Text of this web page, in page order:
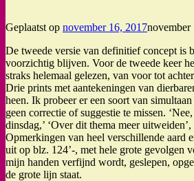
Geplaatst op november 16, 2017november
De tweede versie van definitief concept is
voorzichtig blijven. Voor de tweede keer
straks helemaal gelezen, van voor tot
Drie prints met aantekeningen van
heen. Ik probeer er een soort van
geen correctie of suggestie te missen.
dinsdag,’ ‘Over dit thema meer uitweiden’,
Opmerkingen van heel verschillende aard
uit op blz. 124’-, met hele grote gevolgen
mijn handen verfijnd wordt, geslepen,
de grote lijn staat.